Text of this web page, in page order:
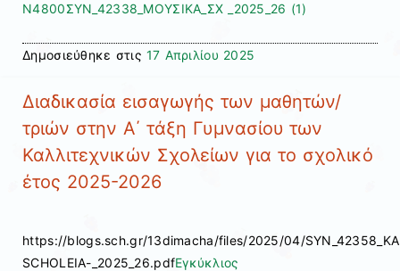
Ν4800ΣΥΝ_42338_ΜΟΥΣΙΚΑ_ΣΧ _2025_26 (1)
Δημοσιεύθηκε στις 17 Απριλίου 2025
Διαδικασία εισαγωγής των μαθητών/
τριών στην Α΄ τάξη Γυμνασίου των
Καλλιτεχνικών Σχολείων για το σχολικό
έτος 2025-2026
https://blogs.sch.gr/13dimacha/files/2025/04/
SCHOLEIA-_2025_26.pdfΕγκύκλιος